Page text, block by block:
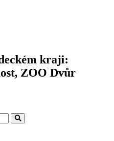
kraji:
ZOO Dvůr